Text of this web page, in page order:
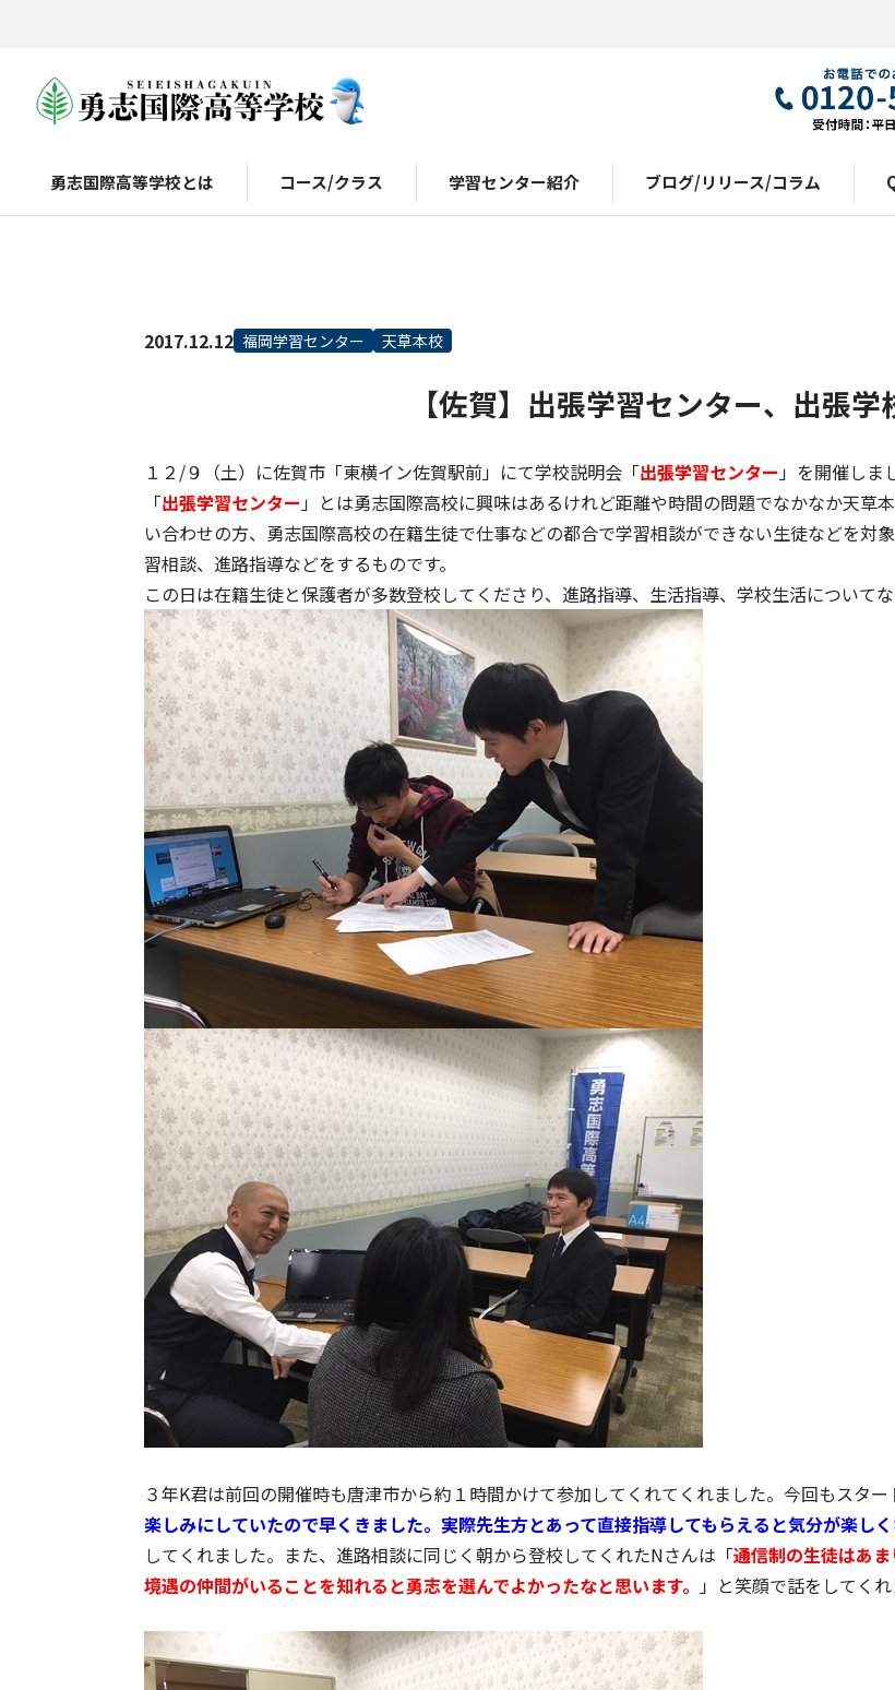
勇志国際高等学校とは コース/クラス 学習センター紹介 ブログ/リリース/コラム
2017.12.12 福岡学習センター 天草本校
【佐賀】出張学習センター、出張
１２/９（土）に佐賀市「東横イン佐賀駅前」にて学校説明会「出張学習センター」を開催しま
「出張学習センター」とは勇志国際高校に興味はあるけれど距離や時間の問題でなかなか天草
い合わせの方、勇志国際高校の在籍生徒で仕事などの都合で学習相談ができない生徒などを対
習相談、進路指導などをするものです。
この日は在籍生徒と保護者が多数登校してくださり、進路指導、生活指導、学校生活について
３年K君は前回の開催時も唐津市から約１時間かけて参加してくれてくれました。今回もスタ
楽しみにしていたので早くきました。実際先生方とあって直接指導してもらえると気分が楽し
してくれました。また、進路相談に同じく朝から登校してくれたNさんは「通信制の生徒はあ
境遇の仲間がいることを知れると勇志を選んでよかったなと思います。 」と笑顔で話をしてくれ